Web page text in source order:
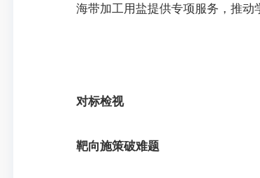
海带加工用盐提供专项服务，推动
对标检视
靶向施策破难题